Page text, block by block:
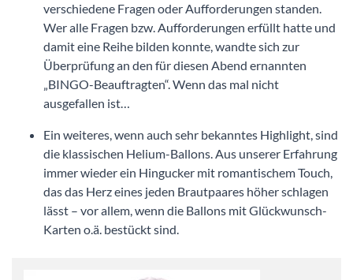
verschiedene Fragen oder Aufforderungen standen.
Wer alle Fragen bzw. Aufforderungen erfüllt hatte und
damit eine Reihe bilden konnte, wandte sich zur
Überprüfung an den für diesen Abend ernannten
„BINGO-Beauftragten“. Wenn das mal nicht
ausgefallen ist…
Ein weiteres, wenn auch sehr bekanntes Highlight, sind
die klassischen Helium-Ballons. Aus unserer Erfahrung
immer wieder ein Hingucker mit romantischem Touch,
das das Herz eines jeden Brautpaares höher schlagen
lässt – vor allem, wenn die Ballons mit Glückwunsch-
Karten o.ä. bestückt sind.